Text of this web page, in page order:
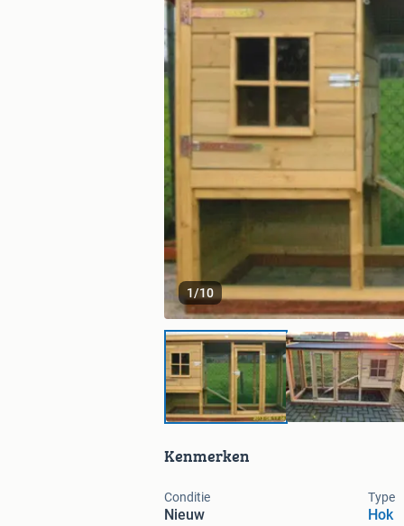
1/10
Kenmerken
Conditie
Nieuw
Type
Hok